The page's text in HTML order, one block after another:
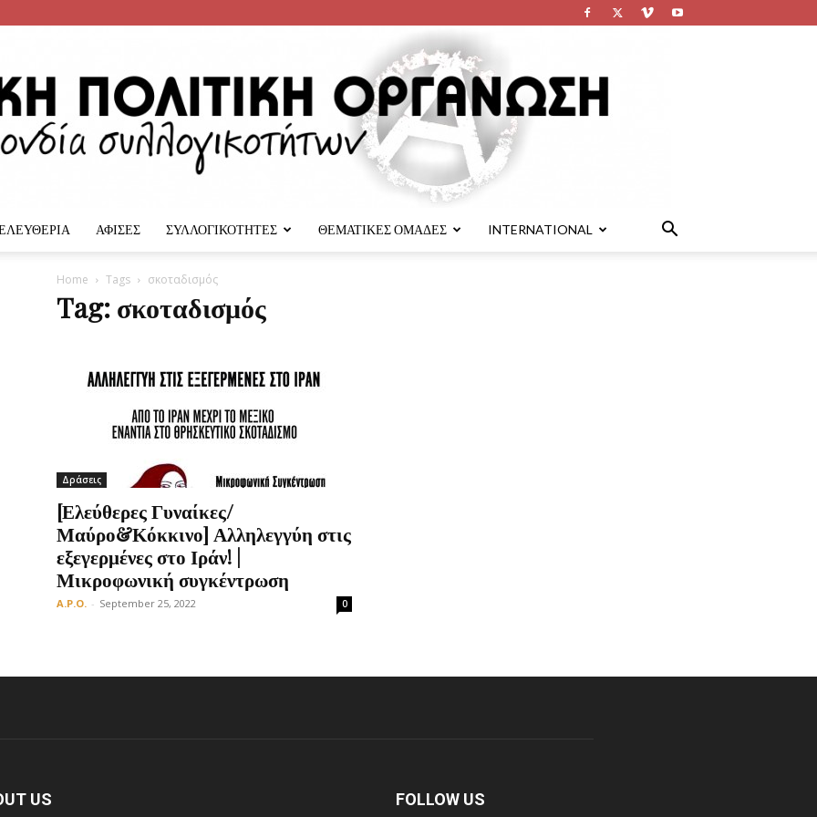
Πολιτική
Οργάνωση
ΑΦΙΣΕΣ ΣΥΛΛΟΓΙΚΟΤΗΤΕΣ ΘΕΜΑΤΙΚΕΣ ΟΜΑΔΕΣ INTERNATIONAL
Home Tags σκοταδισμός
Tag: σκοταδισμός
Δράσεις
[Ελεύθερες Γυναίκες/
Μαύρο&Κόκκινο] Αλληλεγγύη στις
εξεγερμένες στο Ιράν! |
Μικροφωνική συγκέντρωση
A.P.O. - September 25, 2022 0
US FOLLOW US